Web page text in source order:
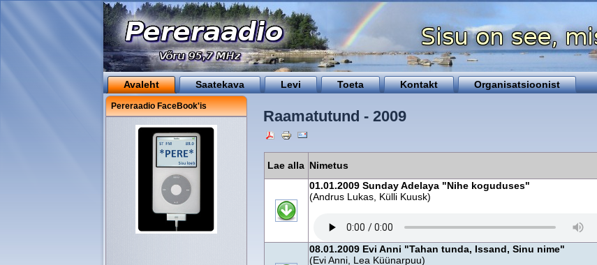
Avaleht Saatekava Levi Toeta Kontakt Organisatsioonist
Pereraadio FaceBook'is
Raamatutund - 2009
Lae alla Nimetus
01.01.2009 Sunday Adelaya "Nihe koguduses"
(Andrus Lukas, Külli Kuusk)
08.01.2009 Evi Anni "Tahan tunda, Issand, Sinu nime"
(Evi Anni, Lea Küünarpuu)